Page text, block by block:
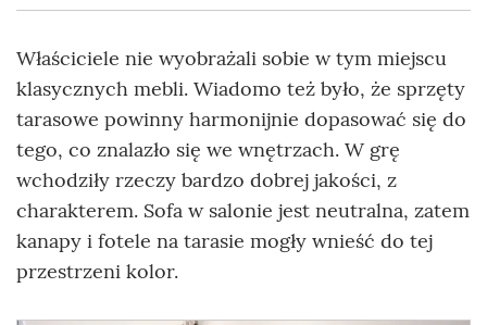
Właściciele nie wyobrażali sobie w tym miejscu
klasycznych mebli. Wiadomo też było, że sprzęty
tarasowe powinny harmonijnie dopasować się do
tego, co znalazło się we wnętrzach. W grę
wchodziły rzeczy bardzo dobrej jakości, z
charakterem. Sofa w salonie jest neutralna, zatem
kanapy i fotele na tarasie mogły wnieść do tej
przestrzeni kolor.